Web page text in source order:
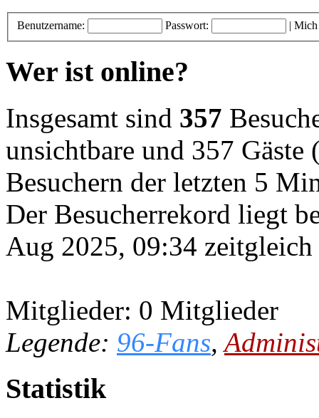
Benutzername: Passwort: | Mich
Wer ist online?
Insgesamt sind 357
unsichtbare und 357 Gäste
Besuchern der letzten 5
Der Besucherrekord liegt
Aug 2025, 09:34
Mitglieder: 0 Mitglieder
Legende: 96-Fans,
Statistik